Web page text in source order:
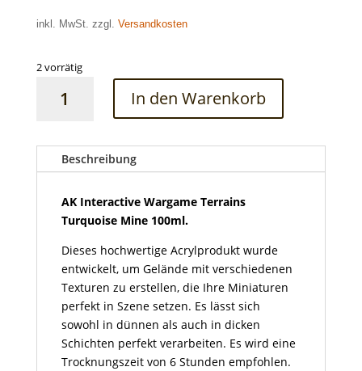
inkl. MwSt. zzgl. Versandkosten
2 vorrätig
Interactive
Turquoise
Mine
100ml
Menge
In den Warenkorb
Beschreibung
AK Interactive Wargame Terrains
Turquoise Mine 100ml.
Dieses hochwertige Acrylprodukt wurde
entwickelt, um Gelände mit verschiedenen
Texturen zu erstellen, die Ihre Miniaturen
perfekt in Szene setzen. Es lässt sich
sowohl in dünnen als auch in dicken
Schichten perfekt verarbeiten. Es wird eine
Trocknungszeit von 6 Stunden empfohlen.